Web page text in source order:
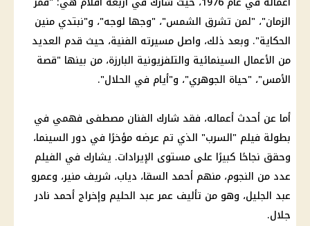
الزمان"، "لمن تشرق الشمس"، "وجها لوجه"، و"نبتدي منين
الحكاية". وبعد ذلك، واصل مسيرته الفنية، حيث قدم العديد
من الأعمال السينمائية والتلفزيونية البارزة، من بينها "قصة
الأمس"، "حياة الجوهري"، و"أيام في الحلال".
أما عن أحدث أعماله، فقد شارك الفنان مصطفى فهمي في
بطولة فيلم "السرب" الذي تم عرضه مؤخرًا في دور السينما،
وحقق نجاحًا كبيرًا على مستوى الإيرادات. يشارك في الفيلم
عدد من النجوم، منهم أحمد السقا، دياب، شريف منير، وعمرو
عبد الجليل، وهو من تأليف عمر عبد الحليم وإخراج أحمد نادر
جلال.